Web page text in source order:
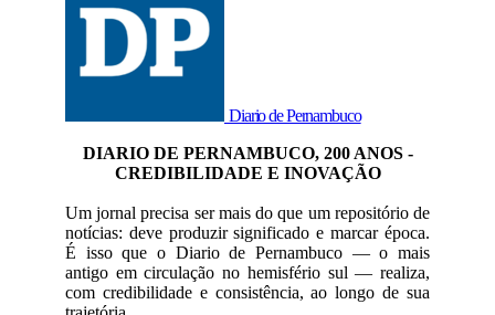
Diario de Pernambuco
DIARIO DE PERNAMBUCO, 200 ANOS -
CREDIBILIDADE E INOVAÇÃO
Um jornal precisa ser mais do que um repositório de
notícias: deve produzir significado e marcar época.
É isso que o Diario de Pernambuco — o mais
antigo em circulação no hemisfério sul — realiza,
com credibilidade e consistência, ao longo de sua